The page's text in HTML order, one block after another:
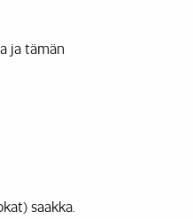
ja tämän
saakka.